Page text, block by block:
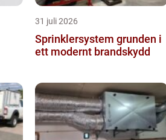
31 juli 2026
Sprinklersystem grunden i
ett modernt brandskydd